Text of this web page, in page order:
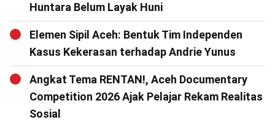
Huntara Belum Layak Huni
Elemen Sipil Aceh: Bentuk Tim Independen
Kasus Kekerasan terhadap Andrie Yunus
Angkat Tema RENTAN!, Aceh Documentary
Competition 2026 Ajak Pelajar Rekam Realitas
Sosial